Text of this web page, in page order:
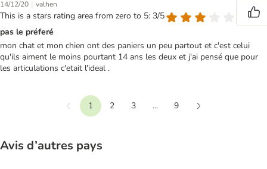
14/12/20 | valhen
This is a stars rating area from zero to 5: 3/5
pas le préferé
mon chat et mon chien ont des paniers un peu partout et c'est celui
qu'ils aiment le moins pourtant 14 ans les deux et j'ai pensé que pour
les articulations c'etait l'ideal .
Précédent
1 2 3 ...
9
Avis d’autres pays